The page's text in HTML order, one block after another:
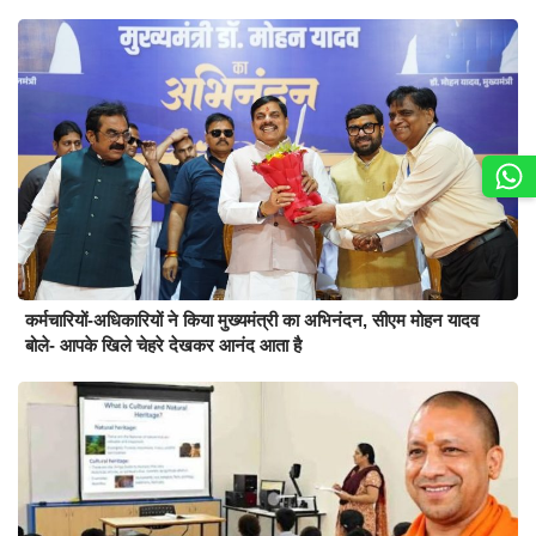
कर्मचारियों-अधिकारियों ने किया मुख्यमंत्री का अभिनंदन, सीएम मोहन यादव
बोले- आपके खिले चेहरे देखकर आनंद आता है